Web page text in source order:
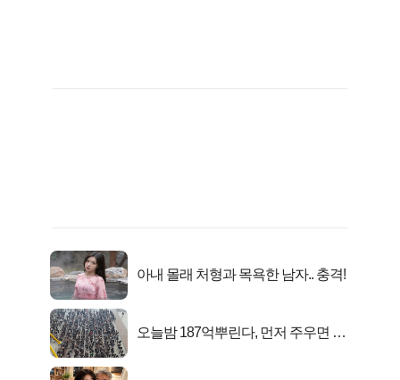
아내 몰래 처형과 목욕한 남자.. 충격!
오늘밤 187억뿌린다, 먼저 주우면 최